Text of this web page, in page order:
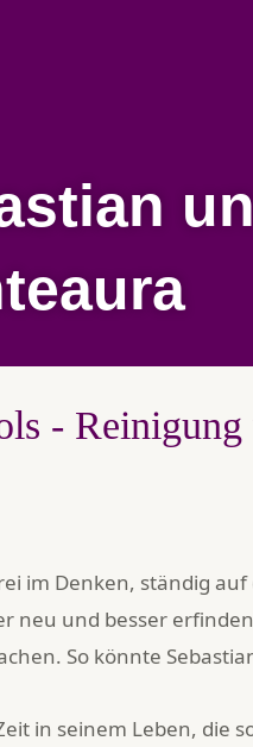
-
im Denken, ständig
neu und besser
So könnte
in seinem Leben, die